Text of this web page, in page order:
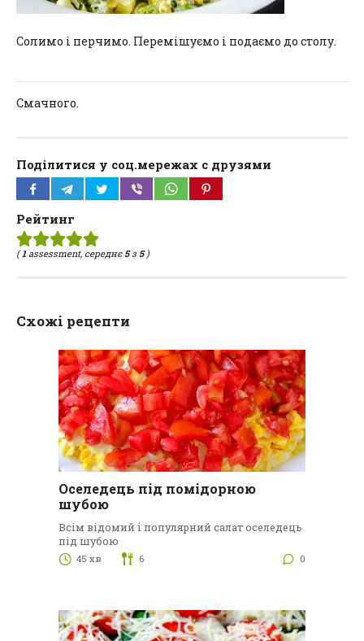
Солимо і перчимо. Перемішуємо і подаємо до столу.
Смачного.
Поділитися у соц.мережах с друзями
Рейтинг
(1assessment, середнє5з 5)
Схожі рецепти
Оселедець під помідорною
шубою
Всім відомий і популярний салат оселедець
під шубою
45 хв 6 0